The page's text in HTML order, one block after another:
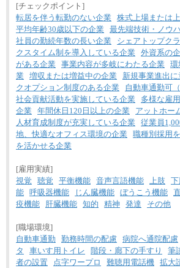
[チェックポイント]
転居を伴う転勤のない企業 株式上場または
平均年齢30歳以下の企業 最先端技術・ノウ
社員の勤続年数の長い企業
シェアトップク
クスタイム制を導入している企業 外資系の
がある企業 事業内容が多岐にわたる企業 環
業 増収または増益中の企業 新規事業進出
クオプション制度のある企業
自動車通勤可
社会貢献活動を実施している企業
多様な雇
企業 年間休日120日以上の企業
アットホー
人材育成制度が充実している企業 従業員
地、快適なオフィス環境の企業 職種別採用
を活かせる企業
[雇用実績]
視覚
聴覚 平衡機能 音声言語機能 上肢 下
能 呼吸器機能 じん臓機能 ぼうこう機能
疫機能
肝臓機能 知的 精神 発達 その他
[職場環境]
自動車通勤
勤務時間の配慮 病院へ通院配慮
タ
車いす用トイレ 階段・廊下の手すり 筆
者の設置
点字ワープロ 難聴用電話機 拡大